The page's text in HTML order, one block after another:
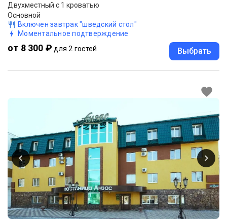
Двухместный с 1 кроватью
Основной
Включен завтрак "шведский стол"
Моментальное подтверждение
от 8 300 ₽ для 2 гостей Выбрать